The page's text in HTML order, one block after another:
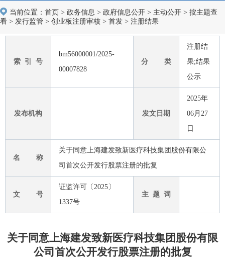
当前位置： 首页 > 政务信息 > 政府信息公开 > 主动公开 > 按主题查
看 > 发行监管 > 创业板注册审核 > 首发 > 注册结果
索 引 号
bm56000001/2025-
00007828
分 类
注册结
果;结果
公示
发布机构 发文日期
2025年
06月27
日
名 称
关于同意上海建发致新医疗科技集团股份有限公
司首次公开发行股票注册的批复
文 号
证监许可〔2025〕
1337号
主 题 词
关于同意上海建发致新医疗科技集团股份有限
公司首次公开发行股票注册的批复